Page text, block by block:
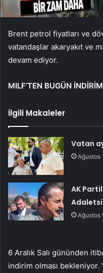
Brent petrol fiyatları ve
vatandaşlar akaryakıt ve
devam ediyor.
MILF’TEN BUGÜN
İlgili Makaleler
Vatan
Ağustos
AK
Ağustos
6 Aralık Salı gününden
indirim olması